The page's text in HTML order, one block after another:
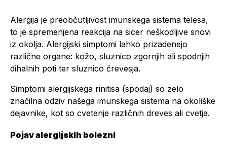
Alergija je preobčutljivost imunskega sistema telesa,
to je spremenjena reakcija na sicer neškodljive snovi
iz okolja. Alergijski simptomi lahko prizadenejo
različne organe: kožo, sluznico zgornjih ali spodnjih
dihalnih poti ter sluznico črevesja.
Simptomi alergijskega rinitisa (spodaj) so zelo
značilna odziv našega imunskega sistema na okoliške
dejavnike, kot so cvetenje različnih dreves ali cvetja.
Pojav alergijskih bolezni